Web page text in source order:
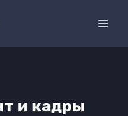
и кадры